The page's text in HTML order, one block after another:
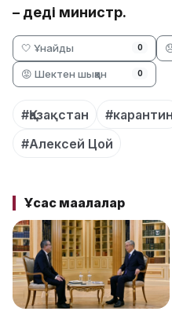
– деді министр.
🤍 Ұнайды 0
😡 Шектен шыққан 0
#Қазақстан #карантин
#Алексей Цой
Ұқсас мақалалар